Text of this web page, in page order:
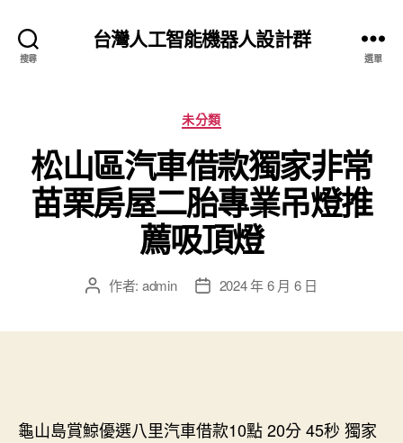
搜尋
台灣人工智能機器人設計群
選單
分
類
未分類
松山區汽車借款獨家非常
苗栗房屋二胎專業吊燈推
薦吸頂燈
文 作者: admin
文 2024 年 6 月 6 日
龜山島賞鯨優選八里汽車借款10點 20分 45秒 獨家